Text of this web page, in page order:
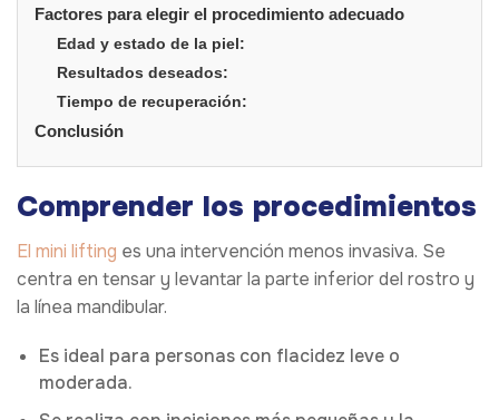
Factores para elegir el procedimiento adecuado
Edad y estado de la piel:
Resultados deseados:
Tiempo de recuperación:
Conclusión
Comprender los procedimientos
El mini lifting es una intervención menos invasiva. Se
centra en tensar y levantar la parte inferior del rostro y
la línea mandibular.
Es ideal para personas con flacidez leve o
moderada.